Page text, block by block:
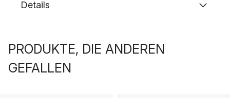
Details
PRODUKTE, DIE ANDEREN
GEFALLEN